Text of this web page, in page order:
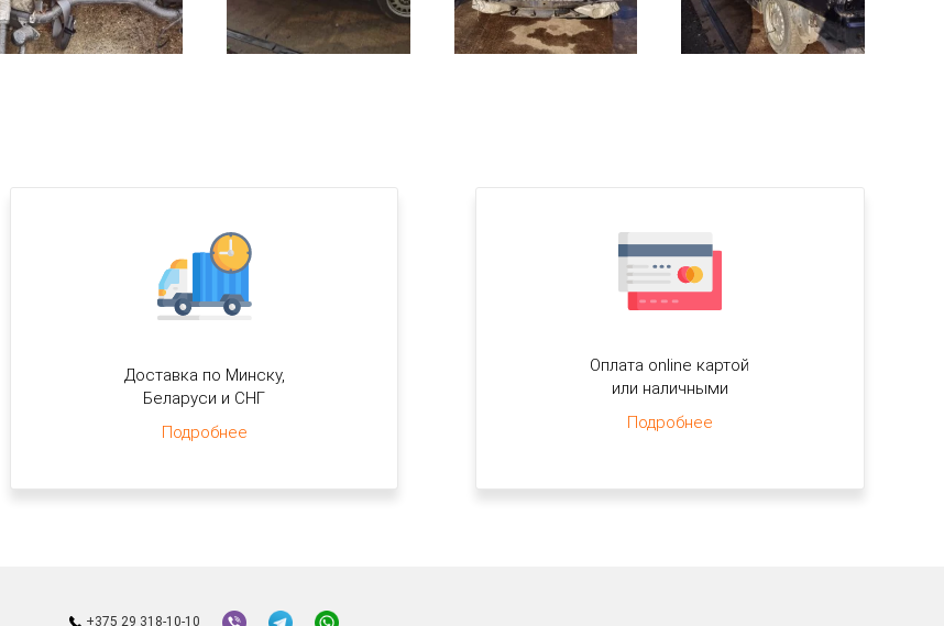
Доставка по Минску,
Беларуси и СНГ
Подробнее
Оплата online картой
или наличными
Подробнее
+375 29 318-10-10